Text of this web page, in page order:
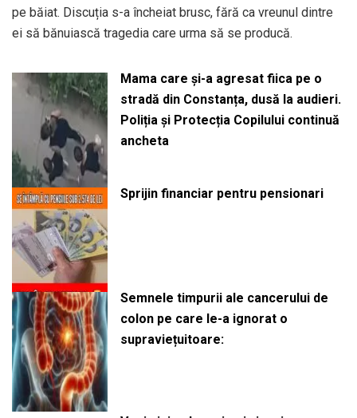
pe băiat. Discuția s-a încheiat brusc, fără ca vreunul dintre
ei să bănuiască tragedia care urma să se producă.
Mama care și-a agresat fiica pe o
stradă din Constanța, dusă la audieri.
Poliția și Protecția Copilului continuă
ancheta
Sprijin financiar pentru pensionari
Semnele timpurii ale cancerului de
colon pe care le-a ignorat o
supraviețuitoare: